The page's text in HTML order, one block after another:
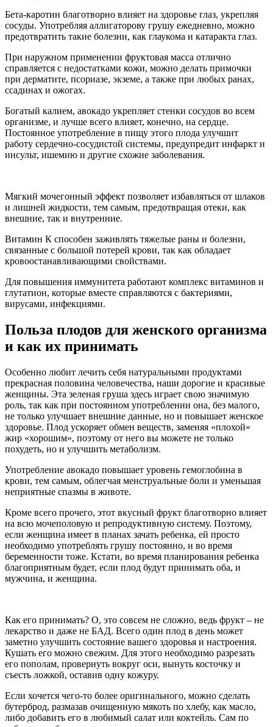
Бета-каротин благотворно влияет на здоровье глаз, укрепляя
сосуды. Употребляя аллигаторову грушу ежедневно, можно
предотвратить такие болезни, как глаукома и катаракта глаз.
При наружном применении фруктовая масса отлично
справляется с недостатками кожи, можно делать примочки
при дерматите, псориазе, экземе, а также при любых ранах,
ссадинах и ожогах.
Богатый калием, авокадо укрепляет стенки сосудов во всем
организме, и лучше всего влияет, конечно, на сердце.
Постоянное употребление в пищу этого плода улучшит
работу сердечно-сосудистой системы, предупредит инфаркт и
инсульт, ишемию и другие схожие заболевания.
Мягкий мочегонный эффект позволяет избавляться от шлаков
и лишней жидкости, тем самым, предотвращая отеки, как
внешние, так и внутренние.
Витамин К способен заживлять тяжелые раны и болезни,
связанные с большой потерей крови, так как обладает
кровоостанавливающими свойствами.
Для повышения иммунитета работают комплекс витаминов и
глутатион, которые вместе справляются с бактериями,
вирусами, инфекциями.
Польза плодов для женского организма
и как их принимать
Особенно любит лечить себя натуральными продуктами
прекрасная половина человечества, наши дорогие и красивые
женщины. Эта зеленая груша здесь играет свою значимую
роль, так как при постоянном употреблении она, без малого,
не только улучшает внешние данные, но и повышает женское
здоровье. Плод ускоряет обмен веществ, заменяя «плохой»
жир «хорошим», поэтому от него вы можете не только
похудеть, но и улучшить метаболизм.
Употребление авокадо повышает уровень гемоглобина в
крови, тем самым, облегчая менструальные боли и уменьшая
неприятные спазмы в животе.
Кроме всего прочего, этот вкусный фрукт благотворно влияет
на всю мочеполовую и репродуктивную систему. Поэтому,
если женщина имеет в планах зачать ребенка, ей просто
необходимо употреблять грушу постоянно, и во время
беременности тоже. Кстати, во время планирования ребенка
благоприятным будет, если плод будут принимать оба, и
мужчина, и женщина.
Как его принимать? О, это совсем не сложно, ведь фрукт – не
лекарство и даже не БАД. Всего один плод в день может
заметно улучшить состояние вашего здоровья и настроения.
Кушать его можно свежим. Для этого необходимо разрезать
его пополам, провернуть вокруг оси, вынуть косточку и
съесть ложкой, оставив одну кожуру.
Если хочется чего-то более оригинального, можно сделать
бутерброд, размазав очищенную мякоть по хлебу, как масло,
либо добавить его в любимый салат или коктейль. Сам по